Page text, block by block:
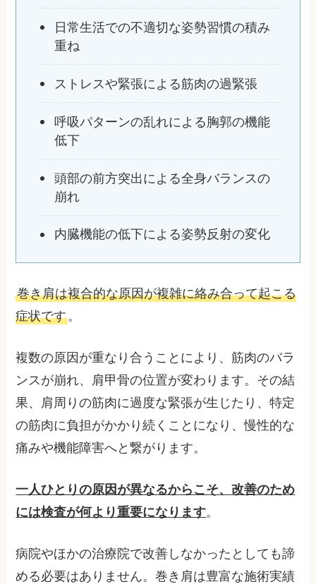
日常生活での不適切な姿勢習慣の積み
重ね
ストレスや緊張による筋肉の過緊張
呼吸パターンの乱れによる胸郭の機能
低下
頭部の前方突出による全身バランスの
崩れ
内臓機能の低下による姿勢反射の変化
巻き肩は複合的な原因が複雑に絡み合って起こる
症状です。
複数の原因が重なり合うことにより、筋肉のバラ
ンスが崩れ、肩甲骨の位置が変わります。その結
果、肩周りの筋肉に過度な緊張が生じたり、特定
の筋肉に負担がかかり続くことになり、慢性的な
痛みや機能障害へと繋がります。
一人ひとりの原因が異なるからこそ、改善のため
には検査が何より重要になります。
病院やほかの治療院で改善しなかったとしても諦
める必要はありません。巻き肩は豊富な施術実績